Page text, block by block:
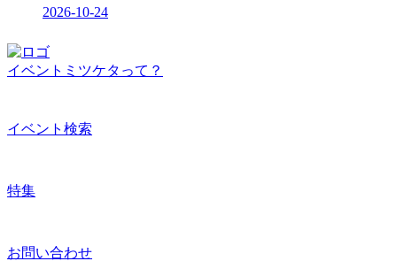
2026-10-24
イベントミツケタって？
イベント検索
特集
お問い合わせ